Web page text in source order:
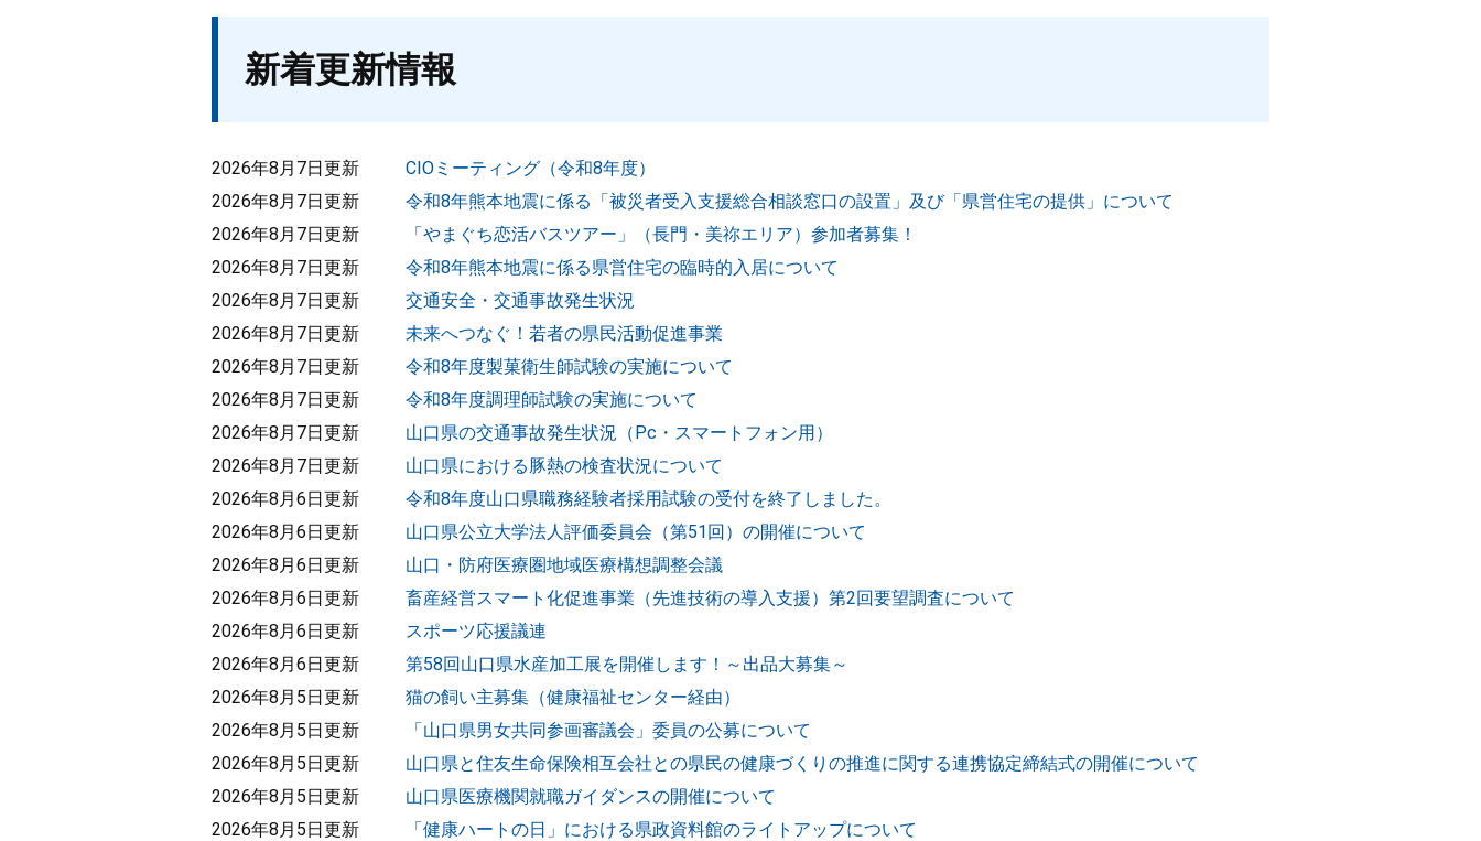
索
新着更新情報
2026年8月7日更新
CIOミーティング（令和8年度）
2026年8月7日更新
令和8年熊本地震に係る「被災者受入支援総合相談窓口の設置」及び「県営住宅の提供」について
2026年8月7日更新
「やまぐち恋活バスツアー」（長門・美祢エリア）参加者募集！
2026年8月7日更新
令和8年熊本地震に係る県営住宅の臨時的入居について
2026年8月7日更新
交通安全・交通事故発生状況
2026年8月7日更新
未来へつなぐ！若者の県民活動促進事業
2026年8月7日更新
令和8年度製菓衛生師試験の実施について
2026年8月7日更新
令和8年度調理師試験の実施について
2026年8月7日更新
山口県の交通事故発生状況（Pc・スマートフォン用）
2026年8月7日更新
山口県における豚熱の検査状況について
2026年8月6日更新
令和8年度山口県職務経験者採用試験の受付を終了しました。
2026年8月6日更新
山口県公立大学法人評価委員会（第51回）の開催について
2026年8月6日更新
山口・防府医療圏地域医療構想調整会議
2026年8月6日更新
畜産経営スマート化促進事業（先進技術の導入支援）第2回要望調査について
2026年8月6日更新
スポーツ応援議連
2026年8月6日更新
第58回山口県水産加工展を開催します！～出品大募集～
2026年8月5日更新
猫の飼い主募集（健康福祉センター経由）
2026年8月5日更新
「山口県男女共同参画審議会」委員の公募について
2026年8月5日更新
山口県と住友生命保険相互会社との県民の健康づくりの推進に関する連携協定締結式の開催について
2026年8月5日更新
山口県医療機関就職ガイダンスの開催について
2026年8月5日更新
「健康ハートの日」における県政資料館のライトアップについて